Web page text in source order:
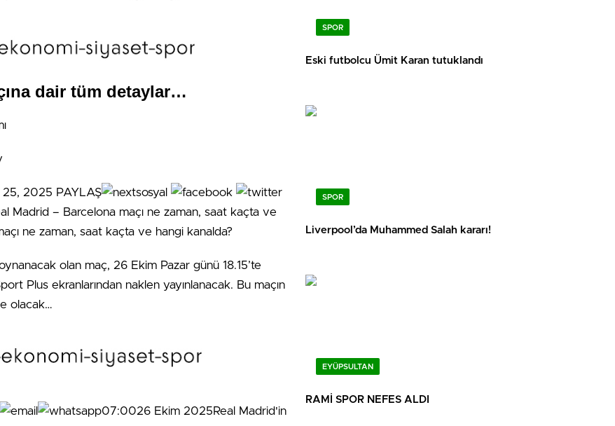
dair tüm detaylar…
25, 2025 PAYLAŞ
Madrid – Barcelona maçı ne zaman, saat kaçta ve
olan maç, 26 Ekim Pazar günü 18.15’te
Plus ekranlarından naklen yayınlanacak. Bu maçın
olacak…
07:0026 Ekim 2025Real Madrid'in
SPOR
Eski futbolcu Ümit Karan tutuklandı
SPOR
Liverpool’da Muhammed Salah kararı!
EYÜPSULTAN
RAMİ SPOR NEFES ALDI